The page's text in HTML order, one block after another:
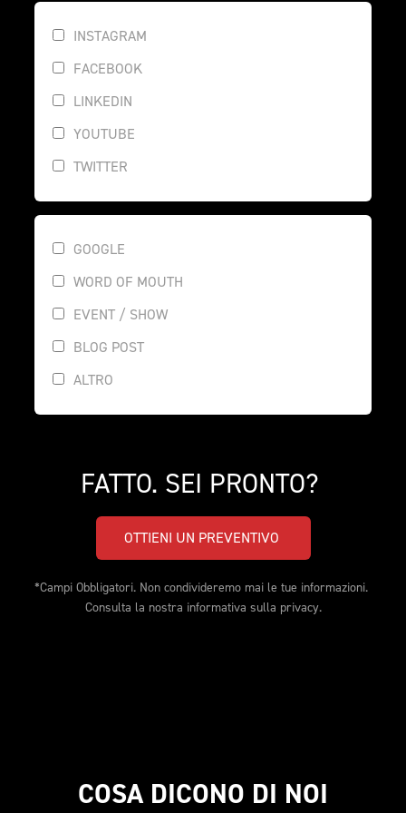
INSTAGRAM
FACEBOOK
LINKEDIN
YOUTUBE
TWITTER
GOOGLE
WORD OF MOUTH
EVENT / SHOW
BLOG POST
ALTRO
FATTO. SEI PRONTO?
*Campi Obbligatori. Non condivideremo mai le tue informazioni.
Consulta la nostra informativa sulla privacy.
COSA DICONO DI NOI